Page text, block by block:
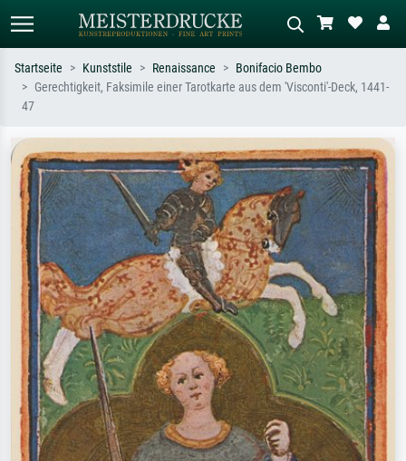
oder Stilen – z.B. Monet,
Sternennacht, Impressionismus, Welle
Hokusai, Akt.
Wiese, Abstrakt mit viel Rot, Dunkles
Ölgemälde, Stehender Akt neben einem
Baum.
Startseite Kunststile Renaissance
Bonifacio Bembo
Gerechtigkeit, Faksimile einer Tarotkarte aus dem 'Visconti'-Deck, 1441-
47